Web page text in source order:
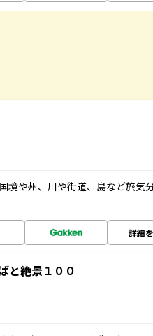
境や州、川や街道、島など旅気
詳細
と絶景１００